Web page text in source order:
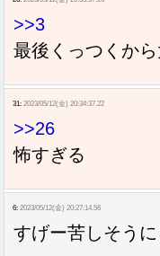
>>3
最後くっつくか
31: 2023/05/12(金) 20:34:37.22
>>26
怖すぎる
6: 2023/05/12(金) 20:27:14.56
すげー苦しそう